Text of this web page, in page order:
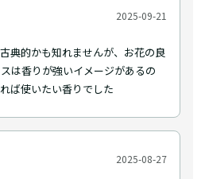
2025-09-21
典的かも知れませんが、お花の良
は香りが強いイメージがあるの
ば使いたい香りでした
2025-08-27